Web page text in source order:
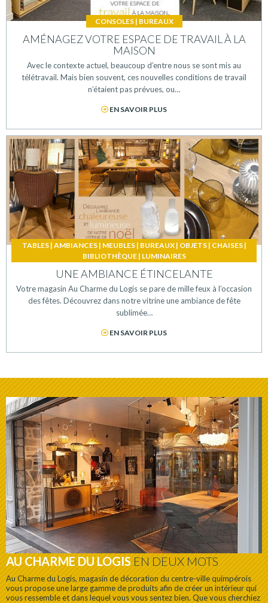
CONSOLES| BUREAUX
AMÉNAGEZ VOTRE ESPACE DE TRAVAIL À LA
MAISON
Avec le contexte actuel, beaucoup d’entre nous se sont mis au
télétravail. Mais bien souvent, ces nouvelles conditions de travail
n’étaient pas prévues, ou…
EN SAVOIR PLUS
TABLES| AMBIANCES| MEUBLES| BUREAUX| OBJETS| CHAISES|
BIBLIOTHÈQUE| LUMINAIRES
UNE AMBIANCE ÉTINCELANTE
Votre magasin Au Charme du Logis se pare de mille feux à l’occasion
des fêtes. Découvrez dans notre vitrine une ambiance de fête
sublimée…
EN SAVOIR PLUS
AU CHARME DU LOGISEN DEUX MOTS
Au Charme du Logis, magasin de décoration du centre-ville quimpérois
vous propose une large gamme de produits afin de créer un intérieur qui
vous ressemble et dans lequel vous vous sentez bien. Que vous cherchiez